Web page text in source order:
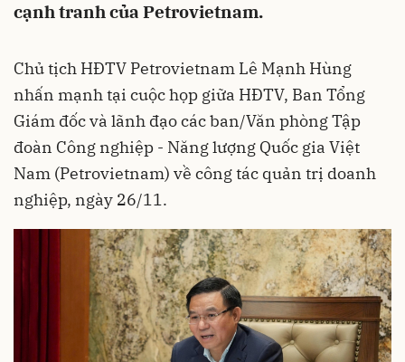
cạnh tranh của Petrovietnam.
Chủ tịch HĐTV Petrovietnam Lê Mạnh Hùng
nhấn mạnh tại cuộc họp giữa HĐTV, Ban Tổng
Giám đốc và lãnh đạo các ban/Văn phòng Tập
đoàn Công nghiệp - Năng lượng Quốc gia Việt
Nam (Petrovietnam) về công tác quản trị doanh
nghiệp, ngày 26/11.